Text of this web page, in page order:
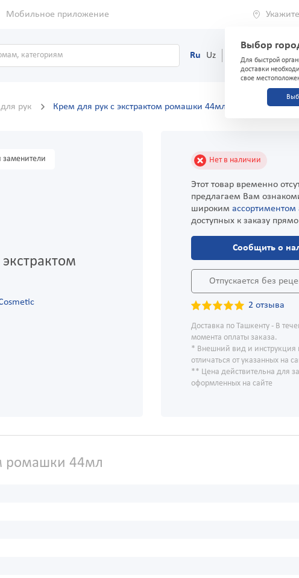
Мобильное приложение
Выбор
Для быстрой
доставки
свое
Ru Uz (71) 200-03-03
рук Крем для рук с экстрактом ромашки 44мл
заменители Нет в наличии
Этот товар временно
предлагаем Вам
широким ассортиментом
доступных к заказу
Сообщить о
Отпускается без
2 отзыва
Доставка по Ташкенту - В
момента оплаты заказа.
* Внешний вид и инструкция
отличаться от указанных на
** Цена действительна для
оформленных на сайте
ромашки 44мл